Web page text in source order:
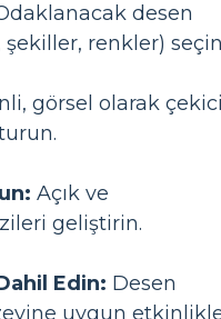
desen
renkler)
görsel olarak
Açık ve
geliştirin.
Edin: Desen
uygun